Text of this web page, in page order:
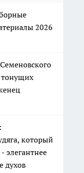
2026
тонущих
который
элегантнее
духов